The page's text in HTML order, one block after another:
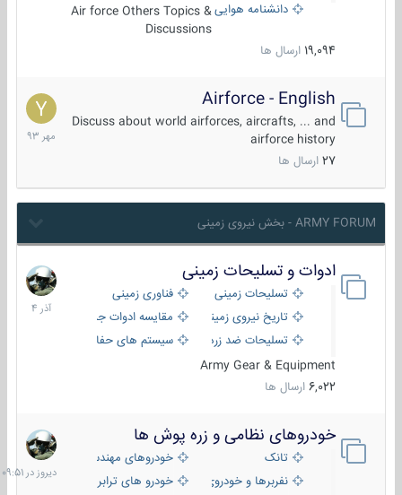
دانشنامه هواییAir force Others Topics &
Discussions
19,094 ارسال ها
Airforce - English
Discuss about world airforces, aircrafts, ... and
airforce history
27 ارسال ها
15
مهر
1393
ARMY FORUM - بخش نیروی زمینی
ادوات و تسلیحات زمینی
تسلیحات زمینی
فناوری زمینی
تاریخ نیروی زمینی
مقایسه ادوات جنگی
تسلیحات ضد زره
سیستم های حفاظت فعال
Army Gear & Equipment
6,022 ارسال ها
21
آذر
1404
خودروهای نظامی و زره پوش ها
تانک
خودروهای مهندسی
نفربرها و خودروی های رزمی پیاده نظام
خودرو های ترابری نظامی
دیروز
در
09:51